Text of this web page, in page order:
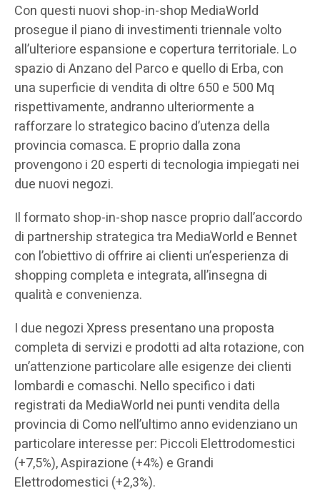
Con questi nuovi shop-in-shop MediaWorld
prosegue il piano di investimenti triennale volto
all’ulteriore espansione e copertura territoriale. Lo
spazio di Anzano del Parco e quello di Erba, con
una superficie di vendita di oltre 650 e 500 Mq
rispettivamente, andranno ulteriormente a
rafforzare lo strategico bacino d’utenza della
provincia comasca. E proprio dalla zona
provengono i 20 esperti di tecnologia impiegati nei
due nuovi negozi.
Il formato shop-in-shop nasce proprio dall’accordo
di partnership strategica tra MediaWorld e Bennet
con l’obiettivo di offrire ai clienti un’esperienza di
shopping completa e integrata, all’insegna di
qualità e convenienza.
I due negozi Xpress presentano una proposta
completa di servizi e prodotti ad alta rotazione, con
un’attenzione particolare alle esigenze dei clienti
lombardi e comaschi. Nello specifico i dati
registrati da MediaWorld nei punti vendita della
provincia di Como nell’ultimo anno evidenziano un
particolare interesse per: Piccoli Elettrodomestici
(+7,5%), Aspirazione (+4%) e Grandi
Elettrodomestici (+2,3%).